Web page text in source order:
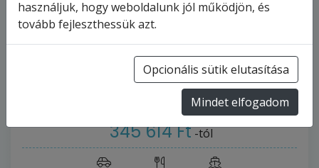
MSC BELLISSIMA - Japán, Dél-Korea (a
napos hajóútJapán
2027.5.4-ig
345 614 Ft -tól
használjuk, hogy weboldalunk jól működjön, és
tovább fejleszthessük azt.
Opcionális sütik elutasítása
Mindet elfogadom